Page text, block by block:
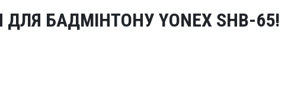
БАДМІНТОНУ YONEX SHB-65!